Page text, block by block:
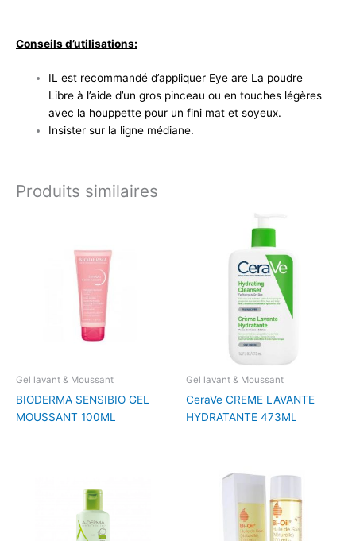
Conseils d’utilisations:
IL est recommandé d’appliquer Eye are La poudre
Libre à l’aide d’un gros pinceau ou en touches légères
avec la houppette pour un fini mat et soyeux.
Insister sur la ligne médiane.
Produits similaires
Gel lavant & Moussant
BIODERMA SENSIBIO GEL
MOUSSANT 100ML
Gel lavant & Moussant
CeraVe CREME LAVANTE
HYDRATANTE 473ML